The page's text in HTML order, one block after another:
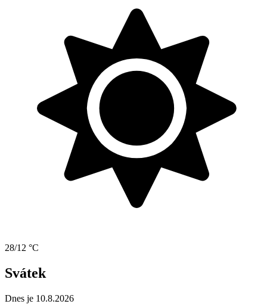
28/12 °C
Svátek
Dnes je 10.8.2026